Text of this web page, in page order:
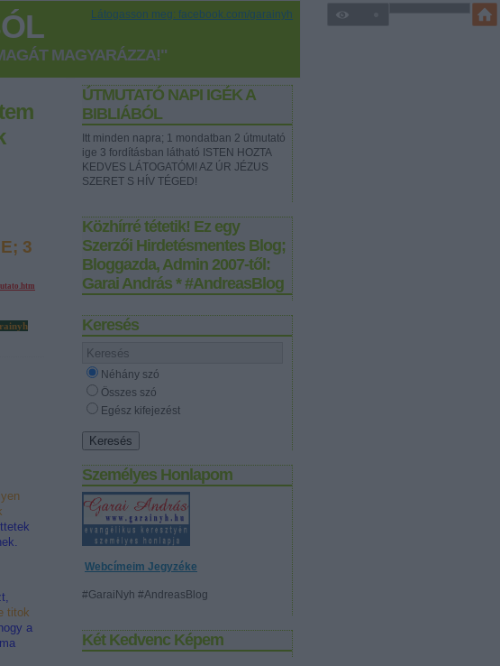
Látogasson meg: facebook.com/garainyh
MAGYARÁZZA!"
ÚTMUTATÓ NAPI IGÉK A
BIBLIÁBÓL
Itt minden napra; 1 mondatban 2 útmutató
ige 3 fordításban látható ISTEN HOZTA
KEDVES LÁTOGATÓM! AZ ÚR JÉZUS
SZERET S HÍV TÉGED!
Közhírré tétetik! Ez egy
Szerzői Hirdetésmentes Blog;
Bloggazda, Admin 2007-től:
Garai András * #AndreasBlog
Keresés
Néhány szó
Összes szó
Egész kifejezést
Személyes Honlapom
Webcímeim Jegyzéke
#GaraiNyh #AndreasBlog
Két Kedvenc Képem
3
titok
a